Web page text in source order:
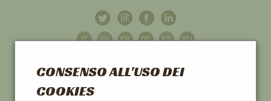
CONSENSO ALL'USO DEI
COOKIES